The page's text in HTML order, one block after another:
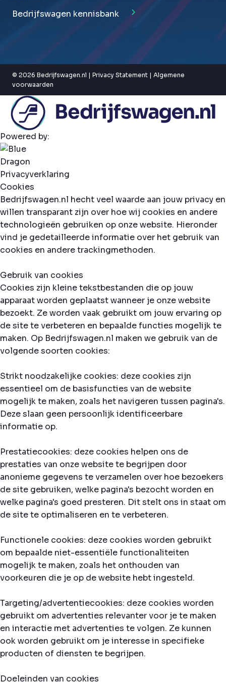
Bedrijfswagen kennisbank
© 2026 Bedrijfswagen.nl | Privacy Statement | Algemene
voorwaarden
Powered by:
Privacyverklaring
Cookies
Bedrijfswagen.nl hecht veel waarde aan jouw privacy en
willen transparant zijn over hoe wij cookies en andere
technologieën gebruiken op onze website. Hieronder
vind je gedetailleerde informatie over het gebruik van
cookies en andere trackingmethoden.
Gebruik van cookies
Cookies zijn kleine tekstbestanden die op jouw
apparaat worden geplaatst wanneer je onze website
bezoekt. Ze worden vaak gebruikt om jouw ervaring op
de site te verbeteren en bepaalde functies mogelijk te
maken. Op Bedrijfswagen.nl maken we gebruik van de
volgende soorten cookies:
Strikt noodzakelijke cookies: deze cookies zijn
essentieel om de basisfuncties van de website
mogelijk te maken, zoals het navigeren tussen pagina's.
Deze slaan geen persoonlijk identificeerbare
informatie op.
Prestatiecookies: deze cookies helpen ons de
prestaties van onze website te begrijpen door
anonieme gegevens te verzamelen over hoe bezoekers
de site gebruiken, welke pagina's bezocht worden en
welke pagina's goed presteren. Dit stelt ons in staat om
de site te optimaliseren en te verbeteren.
Functionele cookies: deze cookies worden gebruikt
om bepaalde niet-essentiële functionaliteiten
mogelijk te maken, zoals het onthouden van
voorkeuren die je op de website hebt ingesteld.
Targeting/advertentiecookies: deze cookies worden
gebruikt om advertenties relevanter voor je te maken
en interactie met advertenties te volgen. Ze kunnen
ook worden gebruikt om je interesse in specifieke
producten of diensten te begrijpen.
Doeleinden van cookies